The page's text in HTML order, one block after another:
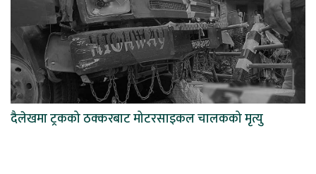
दैलेखमा ट्रकको ठक्करबाट मोटरसाइकल चालकको मृत्यु